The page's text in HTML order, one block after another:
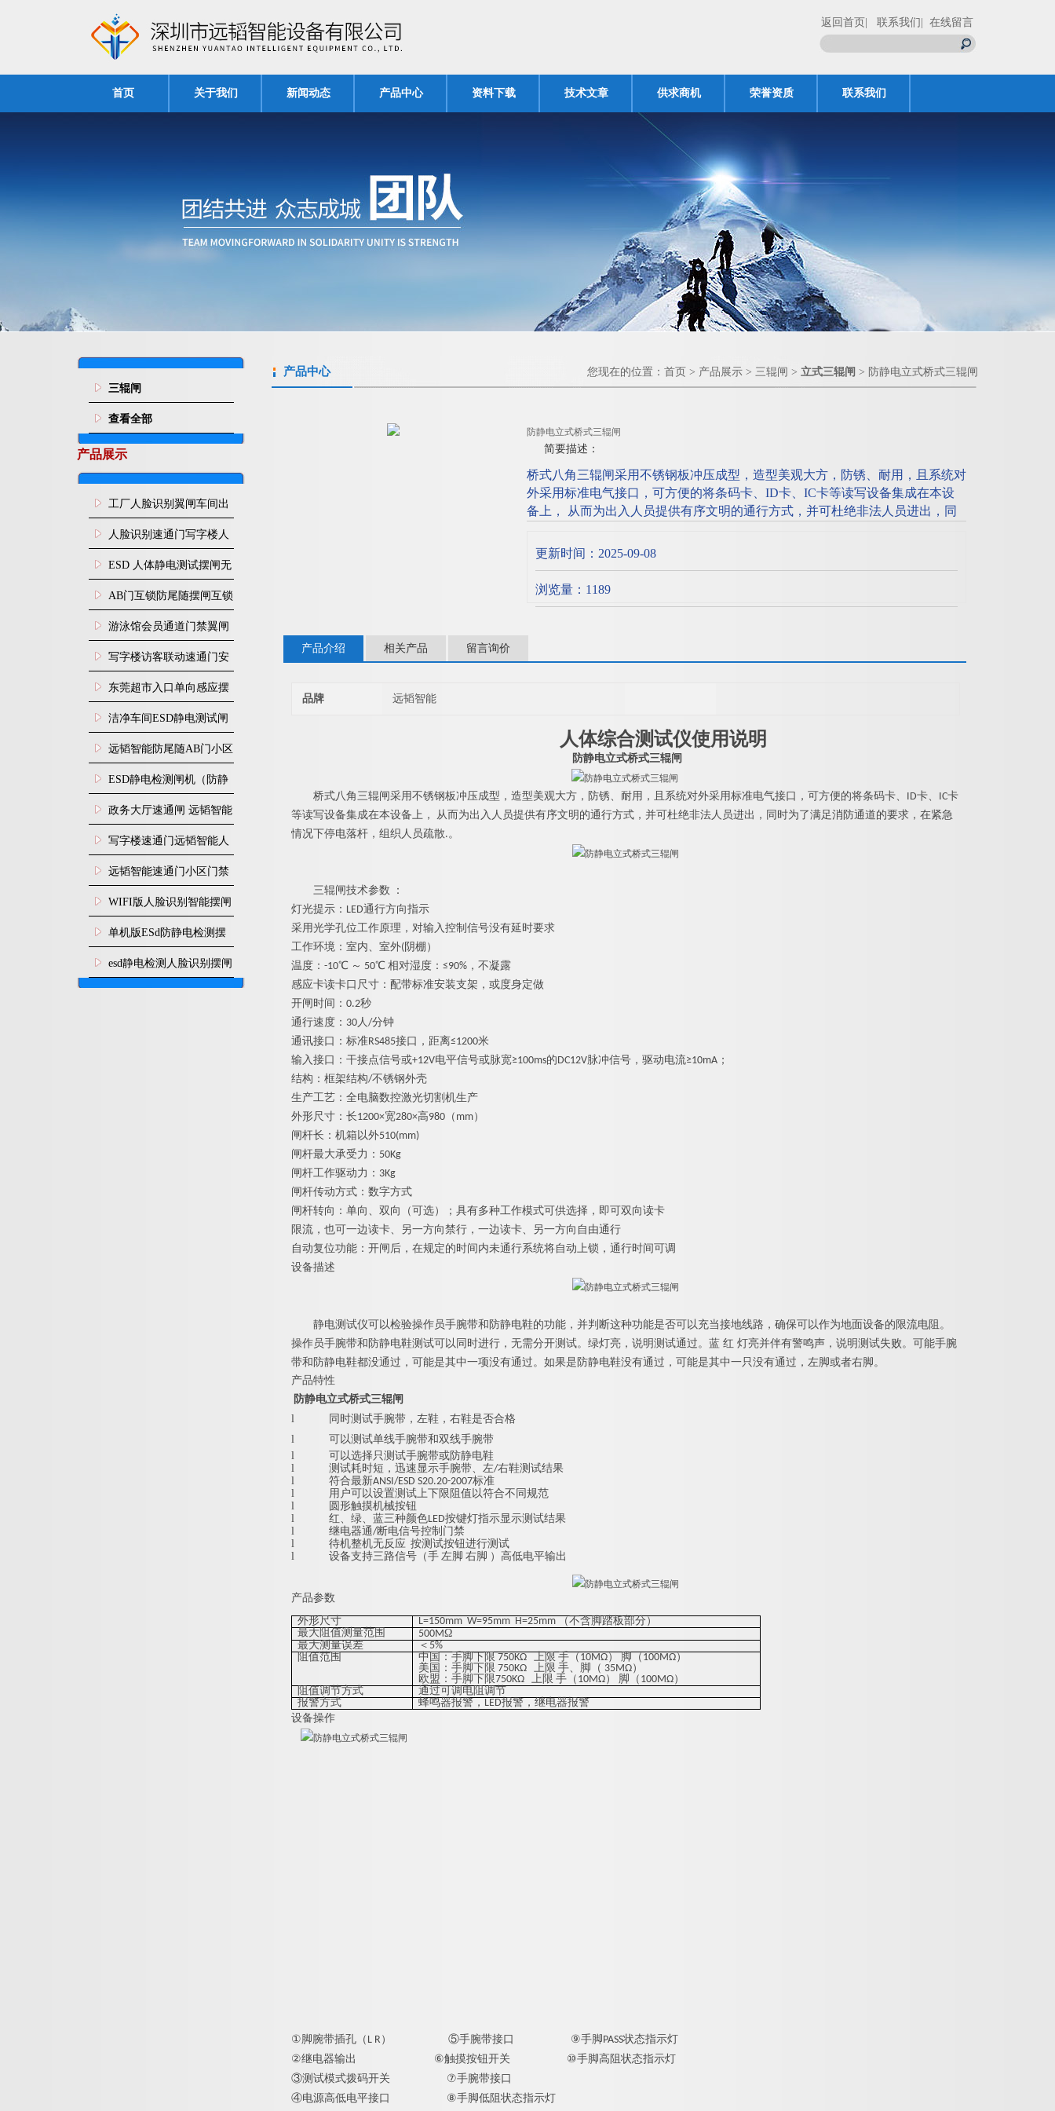
返回首页 | 联系我们 | 在线留言
首页 关于我们 新闻动态 产品中心 资料下载 技术文章 供求商机 荣誉资质 联系我们
三辊闸
查看全部
产品展示
工厂人脸识别翼闸车间出
入口人行通道门禁
人脸识别速通门写字楼人
行通道闸门禁设备
ESD 人体静电测试摆闸无
尘车间防静电闸机
AB门互锁防尾随摆闸互锁
闸机
游泳馆会员通道门禁翼闸
写字楼访客联动速通门安
装
东莞超市入口单向感应摆
闸安装
洁净车间ESD静电测试闸
机
远韬智能防尾随AB门小区
门禁闸机安装
​ESD静电检测闸机（防静
电门禁通道系统）
政务大厅速通闸 远韬智能
防尾随静音速通门
写字楼速通门远韬智能人
脸识别快速通道闸
远韬智能速通门小区门禁
闸机食堂消费摆闸
WIFI版人脸识别智能摆闸
机
单机版ESd防静电检测摆
闸机
esd静电检测人脸识别摆闸
安装
产品中心 您现在的位置： 首页 > 产品展示 > 三辊闸 > 立式三辊闸 > 防静电立式桥式三辊闸
防静电立式桥式三辊闸
简要描述：
桥式八角三辊闸采用不锈钢板冲压成型，造型美观大方，防锈、耐用，且系统对
外采用标准电气接口，可方便的将条码卡、ID卡、IC卡等读写设备集成在本设
备上， 从而为出入人员提供有序文明的通行方式，并可杜绝非法人员进出，同
立式桥式三辊闸
更新时间：2025-09-08
浏览量：1189
产品介绍 相关产品 留言询价
品牌 远韬智能
人体综合测试仪使用说明
防静电立式桥式三辊闸
桥式八角三辊闸采用不锈钢板冲压成型，造型美观大方，防锈、耐用，且系统对外采用标准电气接口，可方便的将条码卡、ID卡、IC卡
等读写设备集成在本设备上， 从而为出入人员提供有序文明的通行方式，并可杜绝非法人员进出，同时为了满足消防通道的要求，在紧急
情况下停电落杆，组织人员疏散.。
三辊闸技术参数 ：
灯光提示：LED通行方向指示
采用光学孔位工作原理，对输入控制信号没有延时要求
工作环境：室内、室外(阴棚）
温度：-10℃ ～ 50℃ 相对湿度：≤90%，不凝露
感应卡读卡口尺寸：配带标准安装支架，或度身定做
开闸时间：0.2秒
通行速度：30人/分钟
通讯接口：标准RS485接口，距离≤1200米
输入接口：干接点信号或+12V电平信号或脉宽≥100ms的DC12V脉冲信号，驱动电流≥10mA；
结构：框架结构/不锈钢外壳
生产工艺：全电脑数控激光切割机生产
外形尺寸：长1200×宽280×高980（mm）
闸杆长：机箱以外510(mm)
闸杆最大承受力： 50Kg
闸杆工作驱动力：3Kg
闸杆传动方式：数字方式
闸杆转向：单向、双向（可选）；具有多种工作模式可供选择，即可双向读卡
限流，也可一边读卡、另一方向禁行，一边读卡、另一方向自由通行
自动复位功能：开闸后，在规定的时间内未通行系统将自动上锁，通行时间可调
设备描述
静电测试仪可以检验操作员手腕带和防静电鞋的功能，并判断这种功能是否可以充当接地线路，确保可以作为地面设备的限流电阻。
操作员手腕带和防静电鞋测试可以同时进行，无需分开测试。绿灯亮，说明测试通过。蓝 红 灯亮并伴有警鸣声，说明测试失败。可能手腕
带和防静电鞋都没通过，可能是其中一项没有通过。如果是防静电鞋没有通过，可能是其中一只没有通过，左脚或者右脚。
产品特性
防静电立式桥式三辊闸
l
同时测试手腕带，左鞋，右鞋是否合格
l
可以测试单线手腕带和双线手腕带
l
可以选择只测试手腕带或防静电鞋
l
测试耗时短，迅速显示手腕带、左/右鞋测试结果
l
符合最新ANSI/ESD S20.20-2007标准
l
用户可以设置测试上下限阻值以符合不同规范
l
圆形触摸机械按钮
l
红、绿、蓝三种颜色LED按键灯指示显示测试结果
l
继电器通/断电信号控制门禁
l
待机整机无反应 按测试按钮进行测试
l
设备支持三路信号（手 左脚 右脚 ）高低电平输出
产品参数
外形尺寸
L=150mm W=95mm H=25mm （不含脚踏板部分）
最大阻值测量范围
500MΩ
最大测量误差
＜5%
阻值范围
中国：手脚下限 750KΩ 上限 手（10MΩ） 脚（100MΩ）
美国：手脚下限 750KΩ 上限 手、脚（ 35MΩ）
欧盟：手脚下限750KΩ 上限 手（10MΩ） 脚（100MΩ）
阻值调节方式
通过可调电阻调节
报警方式
蜂鸣器报警，LED报警，继电器报警
设备操作
①脚腕带插孔（L R） ⑤手腕带接口 ⑨手脚PASS状态指示灯
②继电器输出 ⑥触摸按钮开关 ⑩手脚高阻状态指示灯
③测试模式拨码开关 ⑦手腕带接口
④电源高低电平接口 ⑧手脚低阻状态指示灯